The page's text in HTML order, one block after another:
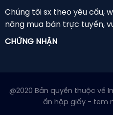
Chúng tôi sx theo yêu cầu,
năng mua bán trực tuyến,
CHỨNG NHẬN
@2020 Bản quyền thuộc về
ấn hộp giấy - tem